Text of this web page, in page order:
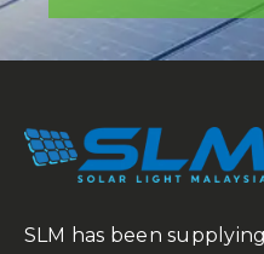
SLM has been